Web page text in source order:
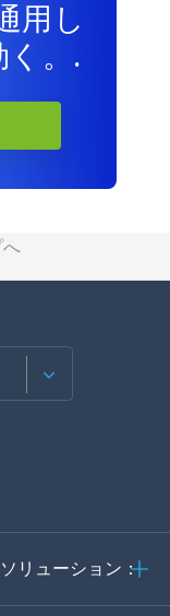
用し
く。.
へ
リューション：